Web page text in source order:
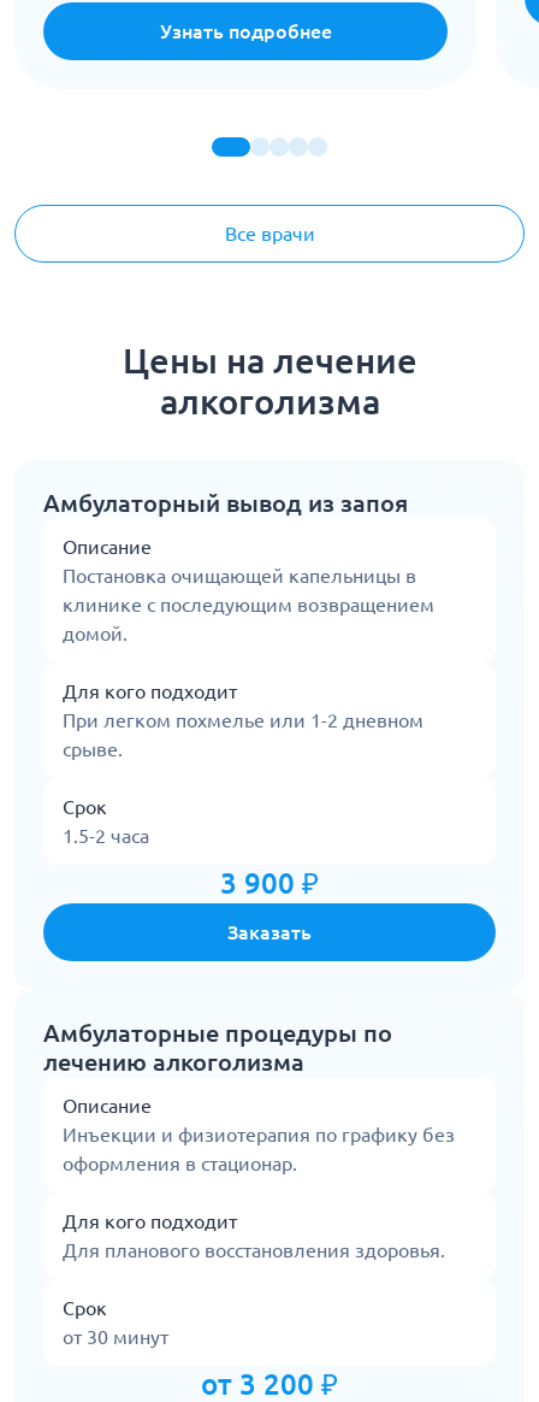
Все врачи
Узнать подробнее
Цены на лечение
алкоголизма
Амбулаторный вывод из запоя
Описание
Постановка очищающей капельницы в
клинике с последующим возвращением
домой.
Для кого подходит
При легком похмелье или 1-2 дневном
срыве.
Срок
1.5-2 часа
3 900 ₽
Заказать
Амбулаторные процедуры по
лечению алкоголизма
Описание
Инъекции и физиотерапия по графику без
оформления в стационар.
Для кого подходит
Для планового восстановления здоровья.
Срок
от 30 минут
от 3 200 ₽